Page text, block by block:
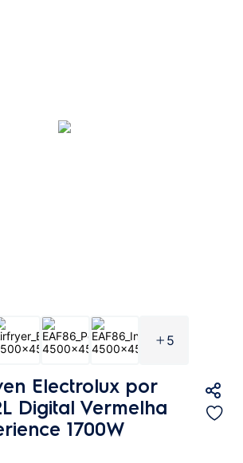
5
Electrolux por
Digital Vermelha
1700W